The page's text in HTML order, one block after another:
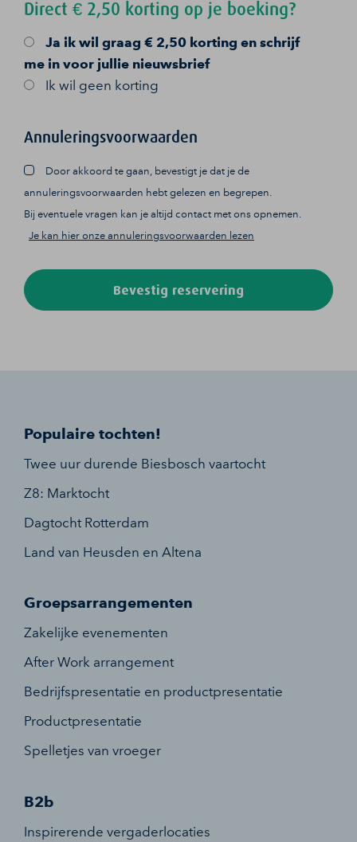
Direct € 2,50 korting op je boeking?
Ja ik wil graag € 2,50 korting en schrijf
me in voor jullie nieuwsbrief
Ik wil geen korting
Annuleringsvoorwaarden
Door akkoord te gaan, bevestigt je dat je de
annuleringsvoorwaarden hebt gelezen en begrepen.
Bij eventuele vragen kan je altijd contact met ons opnemen.
Je kan hier onze annuleringsvoorwaarden lezen
Bevestig reservering
Populaire tochten!
Twee uur durende Biesbosch vaartocht
Z8: Marktocht
Dagtocht Rotterdam
Land van Heusden en Altena
Groepsarrangementen
Zakelijke evenementen
After Work arrangement
Bedrijfspresentatie en productpresentatie
Productpresentatie
Spelletjes van vroeger
B2b
Inspirerende vergaderlocaties